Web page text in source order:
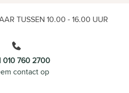
TUSSEN 10.00 - 16.00 UUR
010 760 2700
contact op